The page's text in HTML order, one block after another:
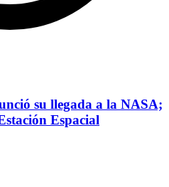
su llegada a la NASA;
Espacial